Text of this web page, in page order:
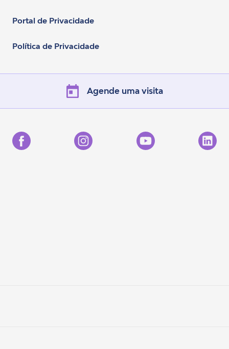
Portal de Privacidade
Política de Privacidade
Agende uma visita